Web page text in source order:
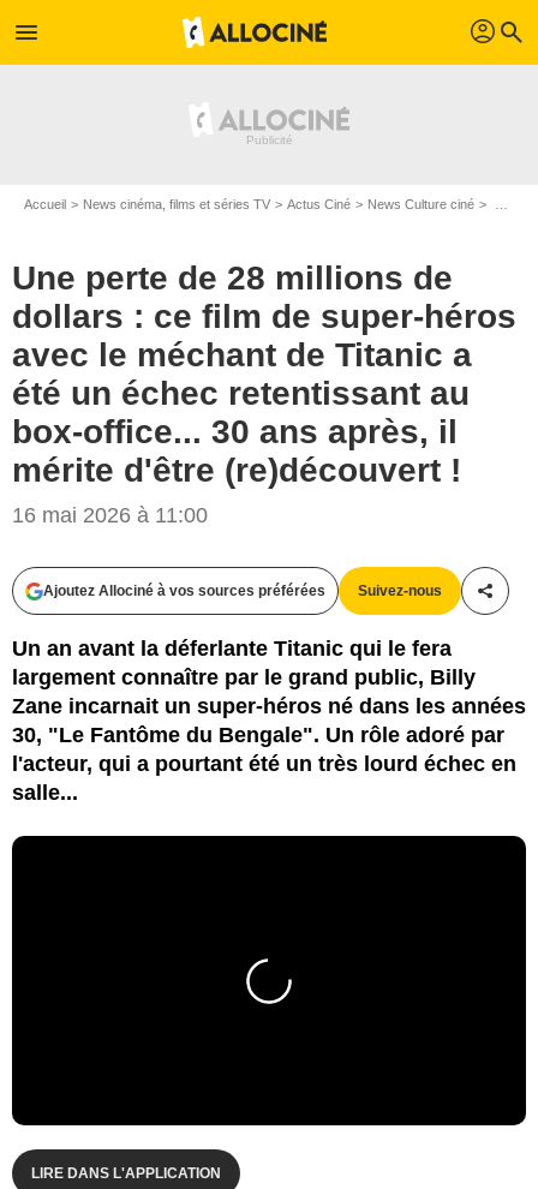
menu profil search
Accueil News cinéma, films et séries TV Actus Ciné News Culture ciné
Une perte de 28 millions de
dollars : ce film de super-héros
avec le méchant de Titanic a
été un échec retentissant au
box-office... 30 ans après, il
mérite d'être (re)découvert !
16 mai 2026 à 11:00
Ajoutez Allociné à vos sources préférées Suivez-nous
Un an avant la déferlante Titanic qui le fera
largement connaître par le grand public, Billy
Zane incarnait un super-héros né dans les années
30, "Le Fantôme du Bengale". Un rôle adoré par
l'acteur, qui a pourtant été un très lourd échec en
salle...
LIRE DANS L'APPLICATION